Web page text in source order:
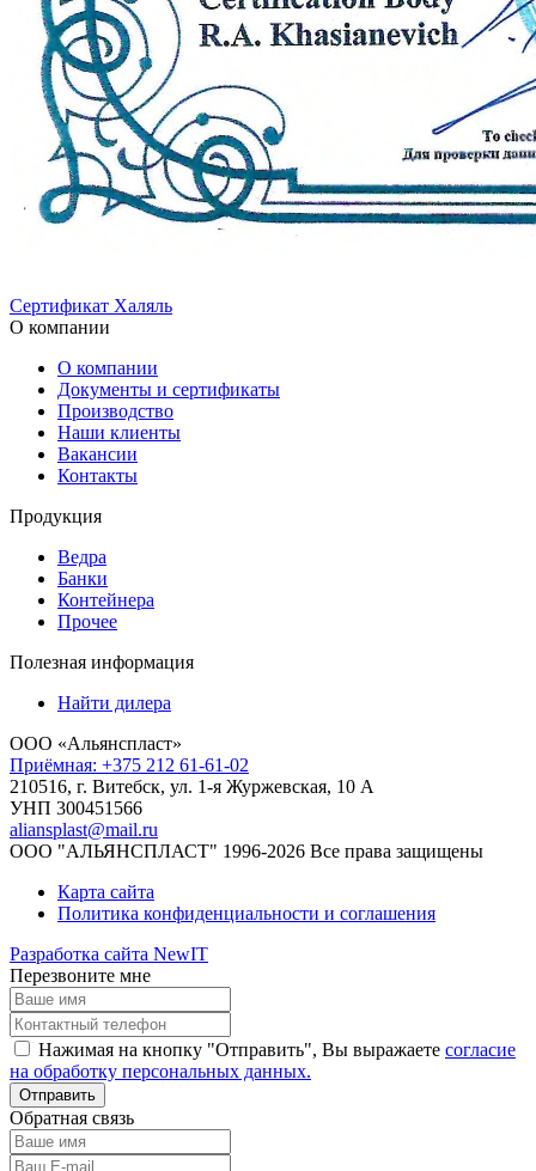
Сертификат Халяль
О компании
О компании
Документы и сертификаты
Производство
Наши клиенты
Вакансии
Контакты
Продукция
Ведра
Банки
Контейнера
Прочее
Полезная информация
Найти дилера
ООО «Альянспласт»
Приёмная: +375 212 61-61-02
210516, г. Витебск, ул. 1-я Журжевская, 10 А
УНП 300451566
aliansplast@mail.ru
ООО "АЛЬЯНСПЛАСТ" 1996-2026 Все права защищены
Карта сайта
Политика конфиденциальности и соглашения
Разработка сайта NewIT
Перезвоните мне
Нажимая на кнопку "Отправить", Вы выражаете согласие
на обработку персональных данных.
Обратная связь